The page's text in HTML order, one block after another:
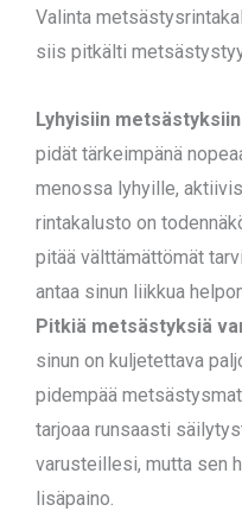
Valinta
siis pitkälti
Lyhyisiin
pidät tärkeimpänä
menossa lyhyille,
rintakalusto on
pitää välttämättömät
antaa sinun liikkua
Pitkiä metsästyksiä
sinun on kuljetettava
pidempää
tarjoaa runsaasti
varusteillesi, mutta sen
lisäpaino.